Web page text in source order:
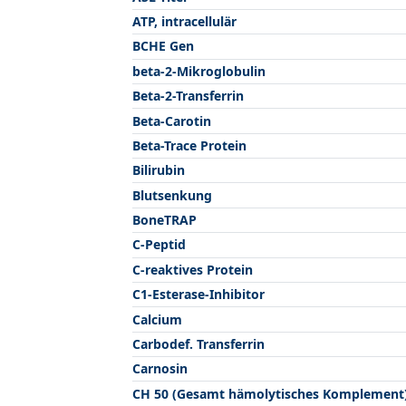
ATP, intracellulär
BCHE Gen
beta-2-Mikroglobulin
Beta-2-Transferrin
Beta-Carotin
Beta-Trace Protein
Bilirubin
Blutsenkung
BoneTRAP
C-Peptid
C-reaktives Protein
C1-Esterase-Inhibitor
Calcium
Carbodef. Transferrin
Carnosin
CH 50 (Gesamt hämolytisches